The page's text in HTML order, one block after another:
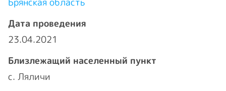
Дата проведения
23.04.2021
Близлежащий населенный пункт
с. Ляличи